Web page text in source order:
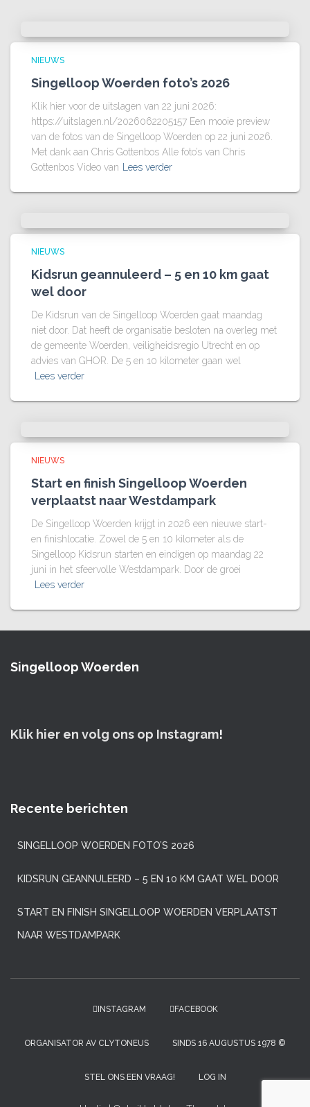
NIEUWS
Singelloop Woerden foto’s 2026
Klik hier voor de uitslagen van 22 juni 2026:
https://uitslagen.nl/2026062205157 Een mooie preview
van de fotos van de Singelloop Woerden op 22 juni 2026.
Met dank aan Chris Gottenbos Alle foto’s van Chris
Gottenbos Video van
Lees verder
NIEUWS
Kidsrun geannuleerd – 5 en 10 km gaat
wel door
De Kidsrun van de Singelloop Woerden gaat maandag
niet door. Dat heeft de organisatie besloten na overleg met
de gemeente Woerden, veiligheidsregio Utrecht en op
advies van GHOR. De 5 en 10 kilometer gaan wel
Lees verder
NIEUWS
Start en finish Singelloop Woerden
verplaatst naar Westdampark
De Singelloop Woerden krijgt in 2026 een nieuwe start-
en finishlocatie. Zowel de 5 en 10 kilometer als de
Singelloop Kidsrun starten en eindigen op maandag 22
juni in het sfeervolle Westdampark. Door de groei
Lees verder
Singelloop Woerden
Klik hier en volg ons op Instagram!
Recente berichten
SINGELLOOP WOERDEN FOTO’S 2026
KIDSRUN GEANNULEERD – 5 EN 10 KM GAAT WEL DOOR
START EN FINISH SINGELLOOP WOERDEN VERPLAATST
NAAR WESTDAMPARK
INSTAGRAM FACEBOOK
ORGANISATOR AV CLYTONEUS SINDS 16 AUGUSTUS 1978 ©
STEL ONS EEN VRAAG! LOG IN